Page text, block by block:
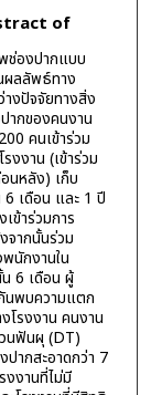
of
ช่องปากแบบ
ผลลัพธ์ทาง
งปัจจัยทางสิ่ง
ากของคนงาน
คนเข้าร่วม
งงาน (เข้าร่วม
นหลัง) เก็บ
เดือน และ 1 ปี
ข้าร่วมการ
จากนั้นร่วม
นักงานใน
น 6 เดือน ผู้
นพบความแตก
โรงงาน คนงาน
นฟันผุ (DT)
ากสะอาดกว่า 7
งงานที่ไม่มี